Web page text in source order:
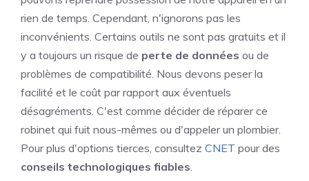
rien de temps. Cependant, n'ignorons pas les
inconvénients. Certains outils ne sont pas gratuits et il
y a toujours un risque de perte de données ou de
problèmes de compatibilité. Nous devons peser la
facilité et le coût par rapport aux éventuels
désagréments. C'est comme décider de réparer ce
robinet qui fuit nous-mêmes ou d'appeler un plombier.
Pour plus d'options tierces, consultez CNET pour des
conseils technologiques fiables.